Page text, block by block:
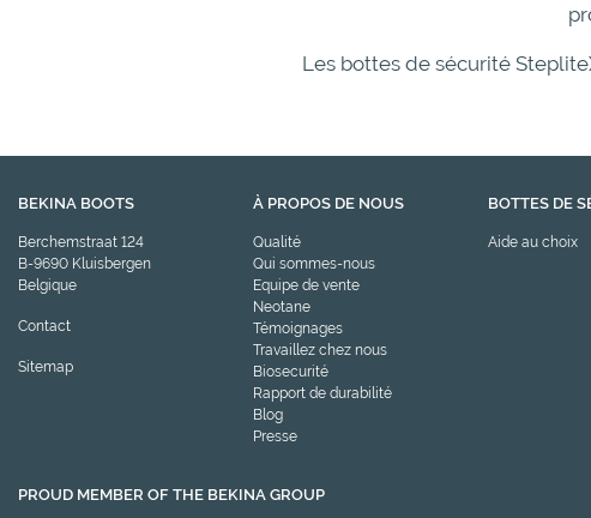
Les bottes de sécurité
BEKINA BOOTS
Berchemstraat 124
B-9690 Kluisbergen
Belgique
Contact
Sitemap
À PROPOS DE NOUS
Qualité
Qui sommes-nous
Equipe de vente
Neotane
Témoignages
Travaillez chez nous
Biosecurité
Rapport de durabilité
Blog
Presse
BOTTES DE
Aide au choix
PROUD MEMBER OF THE BEKINA GROUP